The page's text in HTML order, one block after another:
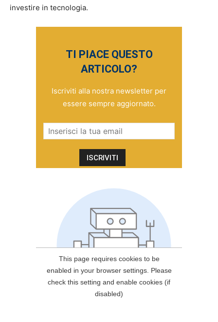
investire in tecnologia.
TI PIACE QUESTO
ARTICOLO?
Iscriviti alla nostra newsletter per
essere sempre aggiornato.